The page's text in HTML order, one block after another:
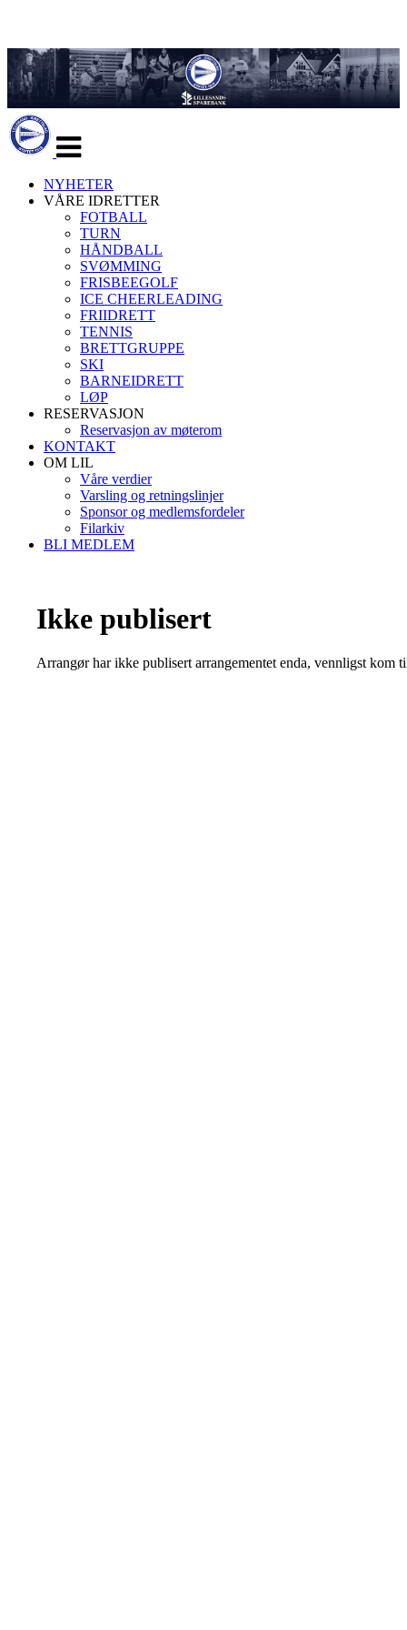
navigasjon
NYHETER
VÅRE IDRETTER
FOTBALL
TURN
HÅNDBALL
SVØMMING
FRISBEEGOLF
ICE CHEERLEADING
FRIIDRETT
TENNIS
BRETTGRUPPE
SKI
BARNEIDRETT
LØP
RESERVASJON
Reservasjon av møterom
KONTAKT
OM LIL
Våre verdier
Varsling og retningslinjer
Sponsor og medlemsfordeler
Filarkiv
BLI MEDLEM
Ikke publisert
Arrangør har ikke publisert arrangementet enda, vennligst kom